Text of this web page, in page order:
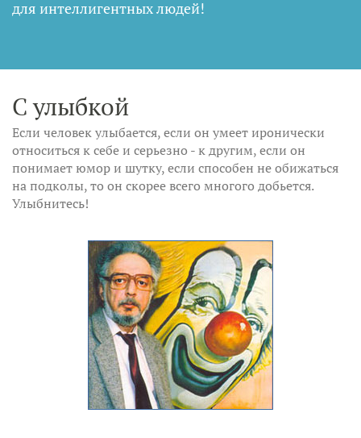
для интеллигентных людей!
С улыбкой
Если человек улыбается, если он умеет иронически
относиться к себе и серьезно - к другим, если он
понимает юмор и шутку, если способен не обижаться
на подколы, то он скорее всего многого добьется.
Улыбнитесь!